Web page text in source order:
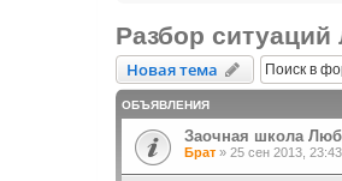
Разбор
Новая тема
Новаятема
ОБЪЯВЛЕНИЯ
Заочная школа
Брат » 25 сен 2013, 23:43